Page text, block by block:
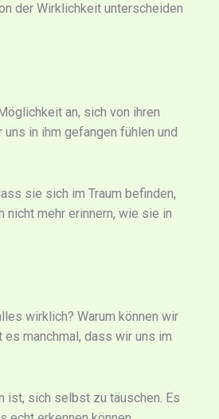
der Wirklichkeit unterscheiden
an, sich von ihren
in ihm gefangen fühlen und
sie sich im Traum befinden,
mehr erinnern, wie sie in
wirklich? Warum können wir
manchmal, dass wir uns im
ist, sich selbst zu täuschen. Es